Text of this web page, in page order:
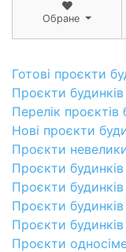
Обране
Готові проєкти
Проєкти
Перелік проєктів
Нові проєкти
Проєкти
Проєкти
Проєкти
Проєкти
Проєкти
Проєкти